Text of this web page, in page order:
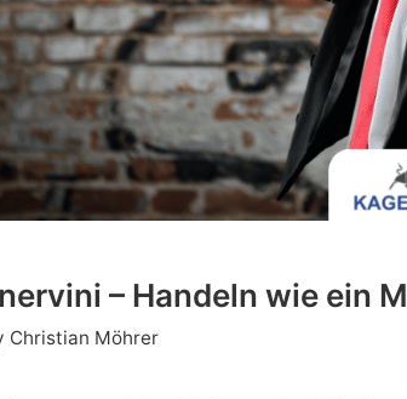
– Handeln wie ein
Christian Möhrer